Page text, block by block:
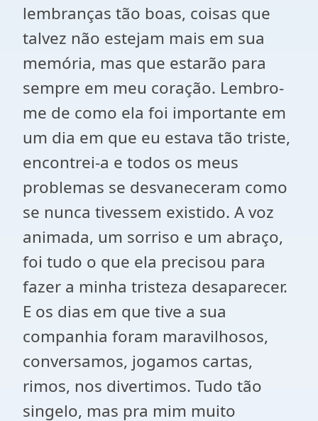
lembranças tão boas, coisas que
talvez não estejam mais em sua
memória, mas que estarão para
sempre em meu coração. Lembro-
me de como ela foi importante em
um dia em que eu estava tão triste,
encontrei-a e todos os meus
problemas se desvaneceram como
se nunca tivessem existido. A voz
animada, um sorriso e um abraço,
foi tudo o que ela precisou para
fazer a minha tristeza desaparecer.
E os dias em que tive a sua
companhia foram maravilhosos,
conversamos, jogamos cartas,
rimos, nos divertimos. Tudo tão
singelo, mas pra mim muito